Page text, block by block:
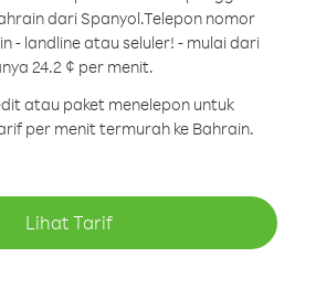
dari Spanyol.Telepon nomor
- landline atau seluler! - mulai dari
24.2 ¢ per menit.
atau paket menelepon untuk
per menit termurah ke Bahrain.
Lihat Tarif